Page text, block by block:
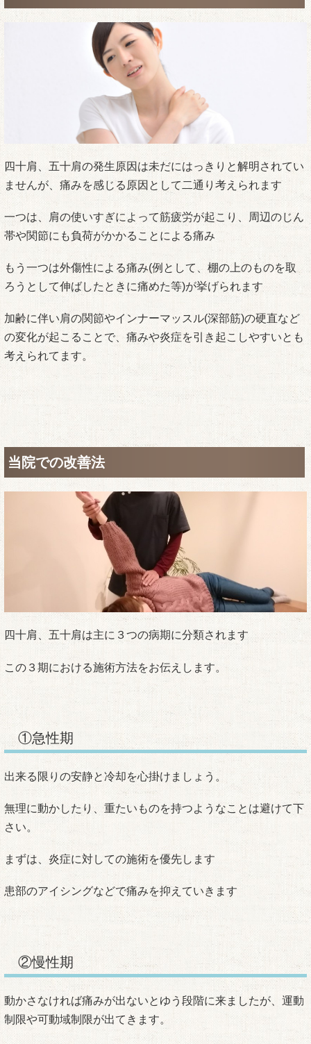
四十肩、五十肩の発生原因は未だにはっきりと解明されてい
ませんが、痛みを感じる原因として二通り考えられます
一つは、肩の使いすぎによって筋疲労が起こり、周辺のじん
帯や関節にも負荷がかかることによる痛み
もう一つは外傷性による痛み(例として、棚の上のものを取
ろうとして伸ばしたときに痛めた等)が挙げられます
加齢に伴い肩の関節やインナーマッスル(深部筋)の硬直など
の変化が起こることで、痛みや炎症を引き起こしやすいとも
考えられてます。
当院での改善法
四十肩、五十肩は主に３つの病期に分類されます
この３期における施術方法をお伝えします。
①急性期
出来る限りの安静と冷却を心掛けましょう。
無理に動かしたり、重たいものを持つようなことは避けて下
さい。
まずは、炎症に対しての施術を優先します
患部のアイシングなどで痛みを抑えていきます
②慢性期
動かさなければ痛みが出ないとゆう段階に来ましたが、運動
制限や可動域制限が出てきます。